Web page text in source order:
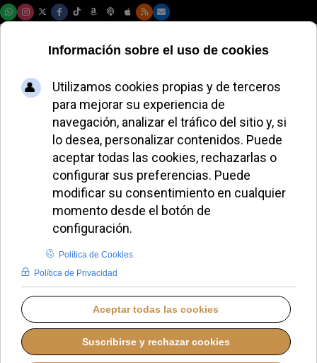
León XIV proclama
en 'Dilexi te' que los
pobres son el rostro
vivo de Cristo
AURORA BUENDÍA PAPA LEÓN XIV